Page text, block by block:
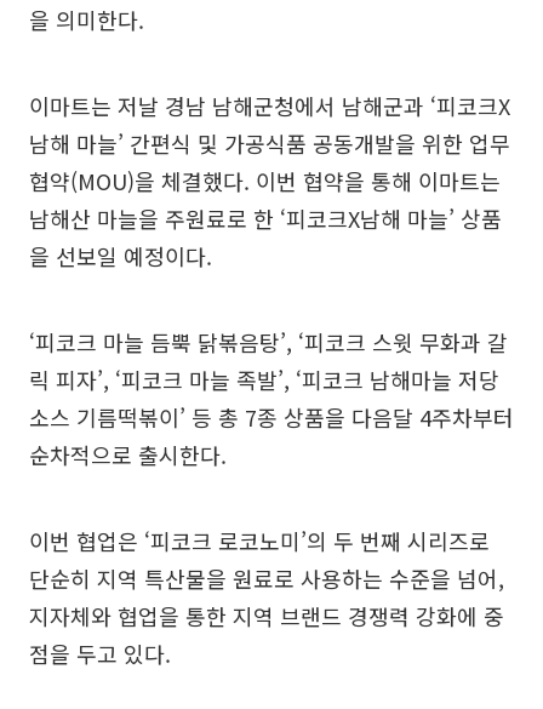
을 의미한다.
이마트는 저날 경남 남해군청에서 남해군과 ‘피코크X
남해 마늘’ 간편식 및 가공식품 공동개발을 위한 업무
협약(MOU)을 체결했다. 이번 협약을 통해 이마트는
남해산 마늘을 주원료로 한 ‘피코크X남해 마늘’ 상품
을 선보일 예정이다.
‘피코크 마늘 듬뿍 닭볶음탕’, ‘피코크 스윗 무화과 갈
릭 피자’, ‘피코크 마늘 족발’, ‘피코크 남해마늘 저당
소스 기름떡볶이’ 등 총 7종 상품을 다음달 4주차부터
순차적으로 출시한다.
이번 협업은 ‘피코크 로코노미’의 두 번째 시리즈로
단순히 지역 특산물을 원료로 사용하는 수준을 넘어,
지자체와 협업을 통한 지역 브랜드 경쟁력 강화에 중
점을 두고 있다.